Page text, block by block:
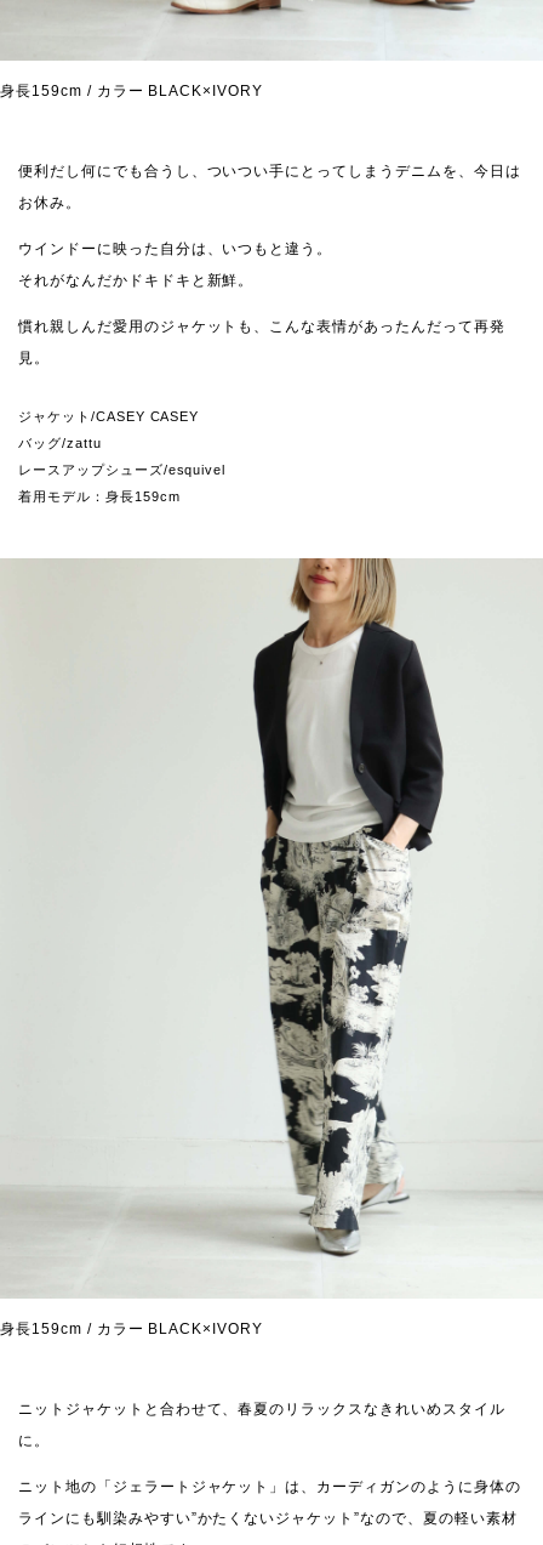
身長159cm / カラー BLACK×IVORY
便利だし何にでも合うし、ついつい手にとってしまうデニムを、今日は
お休み。
ウインドーに映った自分は、いつもと違う。
それがなんだかドキドキと新鮮。
慣れ親しんだ愛用のジャケットも、こんな表情があったんだって再発
見。
ジャケット/CASEY CASEY
バッグ/zattu
レースアップシューズ/esquivel
着用モデル：身長159cm
身長159cm / カラー BLACK×IVORY
ニットジャケットと合わせて、春夏のリラックスなきれいめスタイル
に。
ニット地の「ジェラートジャケット」は、カーディガンのように身体の
ラインにも馴染みやすい”かたくないジャケット”なので、夏の軽い素材